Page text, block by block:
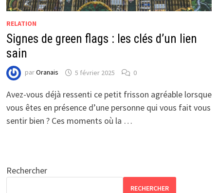
RELATION
Signes de green flags : les clés d’un lien
sain
parOranais 5 février 2025 0
Avez-vous déjà ressenti ce petit frisson agréable lorsque
vous êtes en présence d’une personne qui vous fait vous
sentir bien ? Ces moments où la …
Rechercher
RECHERCHER